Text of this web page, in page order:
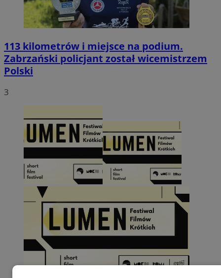
113 kilometrów i miejsce na podium.
Zabrzański policjant został wicemistrzem
Polski
3